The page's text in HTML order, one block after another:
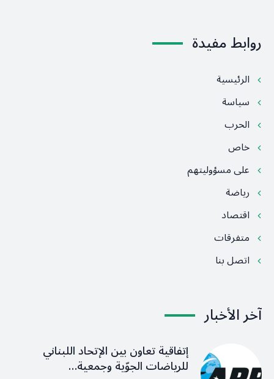
روابط مفيدة
الرئيسية
سياسة
الحرب
خاص
على مسؤوليتهم
رياضة
اقتصاد
متفرقات
اتصل بنا
آخر الأخبار
إتفاقية تعاون بين الإتحاد اللبناني
للرياضات الجوّية وجمعية…